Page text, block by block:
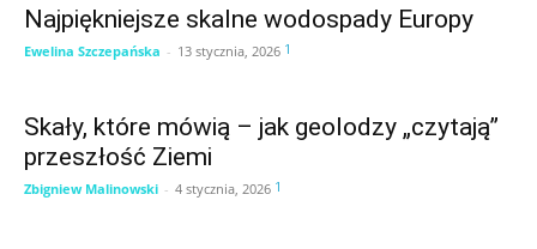
Najpiękniejsze skalne wodospady Europy
Ewelina Szczepańska - 13 stycznia, 2026 1
Skały, które mówią – jak geolodzy „czytają”
przeszłość Ziemi
Zbigniew Malinowski - 4 stycznia, 2026 1